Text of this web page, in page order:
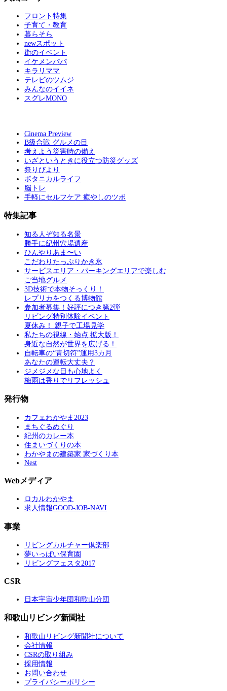
フロント特集
子育て・教育
暮らそら
newスポット
街のイベント
イケメンパパ
キラリママ
テレビのツムジ
みんなのイイネ
スグレMONO
Cinema Preview
B級合戦 グルメの目
考えよう災害時の備え
いざというときに役立つ防災グッズ
祭りびより
ボタニカルライフ
脳トレ
手軽にセルフケア 癒やしのツボ
特集記事
知る人ぞ知る名景
勝手に紀州穴場遺産
ひんやりあま〜い
こだわりたっぷりかき氷
サービスエリア・パーキングエリアで楽しむ
ご当地グルメ
3D技術で本物そっくり！
レプリカをつくる博物館
参加者募集！好評につき第2弾
リビング特別体験イベント
夏休み！ 親子で工場見学
私たちの視線・始点 拡大版！
身近な自然が世界を広げる！
自転車の“青切符”運用3カ月
あなたの運転大丈夫？
ジメジメな日も心地よく
梅雨は香りでリフレッシュ
発行物
カフェわかやま2023
まちぐるめぐり
紀州のカレー本
住まいづくりの本
わかやまの建築家 家づくり本
Nest
Webメディア
ロカルわかやま
求人情報GOOD-JOB-NAVI
事業
リビングカルチャー倶楽部
夢いっぱい保育園
リビングフェスタ2017
CSR
日本宇宙少年団和歌山分団
和歌山リビング新聞社
和歌山リビング新聞社について
会社情報
CSRの取り組み
採用情報
お問い合わせ
プライバシーポリシー